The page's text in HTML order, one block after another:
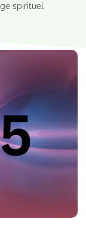
spirituel